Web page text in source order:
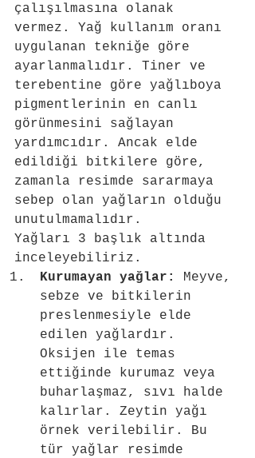
çalışılmasına olanak
vermez. Yağ kullanım oranı
uygulanan tekniğe göre
ayarlanmalıdır. Tiner ve
terebentine göre yağlıboya
pigmentlerinin en canlı
görünmesini sağlayan
yardımcıdır. Ancak elde
edildiği bitkilere göre,
zamanla resimde sararmaya
sebep olan yağların olduğu
unutulmamalıdır.
Yağları 3 başlık altında
inceleyebiliriz.
Kurumayan yağlar:
Meyve,
sebze ve bitkilerin
preslenmesiyle elde
edilen yağlardır.
Oksijen ile temas
ettiğinde kurumaz veya
buharlaşmaz, sıvı halde
kalırlar. Zeytin yağı
örnek verilebilir. Bu
tür yağlar resimde